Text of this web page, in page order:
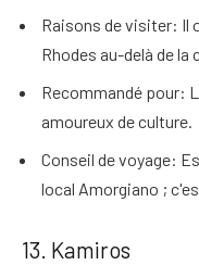
Raisons de visiter: Il
Rhodes au-delà de la
Recommandé pour:
amoureux de culture.
Conseil de voyage:
local Amorgiano ;
13. Kamiros